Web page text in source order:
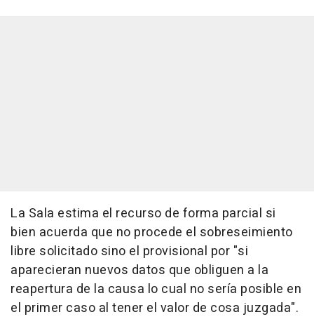
La Sala estima el recurso de forma parcial si
bien acuerda que no procede el sobreseimiento
libre solicitado sino el provisional por "si
aparecieran nuevos datos que obliguen a la
reapertura de la causa lo cual no sería posible en
el primer caso al tener el valor de cosa juzgada".